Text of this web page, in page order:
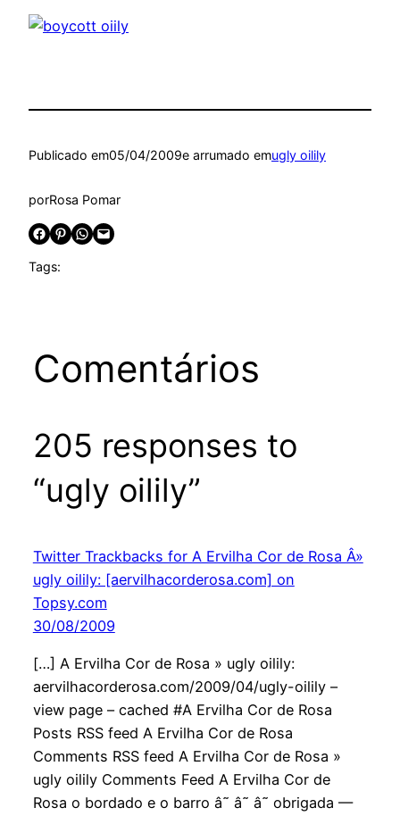
Publicado em05/04/2009e arrumado emugly oilily
porRosa Pomar
Share on Facebook Share on Pinterest Share on WhatsApp Email this Page
Tags:
Comentários
205 responses to
“ugly oilily”
Twitter Trackbacks for A Ervilha Cor de Rosa Â»
ugly oilily: [aervilhacorderosa.com] on
Topsy.com
30/08/2009
[…] A Ervilha Cor de Rosa » ugly oilily:
aervilhacorderosa.com/2009/04/ugly-oilily –
view page – cached #A Ervilha Cor de Rosa
Posts RSS feed A Ervilha Cor de Rosa
Comments RSS feed A Ervilha Cor de Rosa »
ugly oilily Comments Feed A Ervilha Cor de
Rosa o bordado e o barro â˜ â˜ â˜ obrigada —